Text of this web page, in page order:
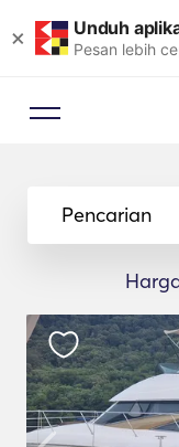
× Unduh
Pesan lebih
Pencarian